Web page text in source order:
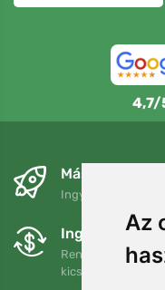
Az
4,7/
Másnapra és
Ingyenes szállítás
Ingyenes
Rendelését 90
kicserélheti.